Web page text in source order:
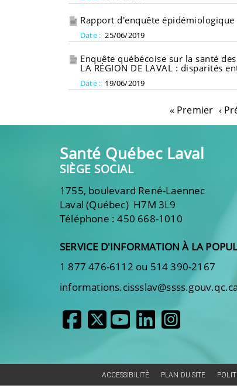
Rapport d'enquête
Date : 25/06/2019
Enquête québécoise sur la santé
LA RÉGION DE LAVAL : disparités
Date : 19/06/2019
« Premier ‹
Santé Québec Laval
SIÈGE SOCIAL
1755, boulevard René-Laennec
Laval (Québec) H7M 3L9
Téléphone : 450 668-1010
SERVICE D'INFORMATION À LA
1 877 476-6112 ou 514 390-2167
ACCESSIBILITÉ PLAN DU SITE